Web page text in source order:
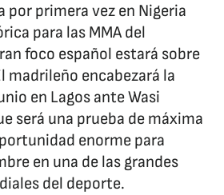
por primera vez en Nigeria
para las MMA del
foco español estará sobre
madrileño encabezará la
en Lagos ante Wasi
será una prueba de máxima
enorme para
en una de las grandes
del deporte.